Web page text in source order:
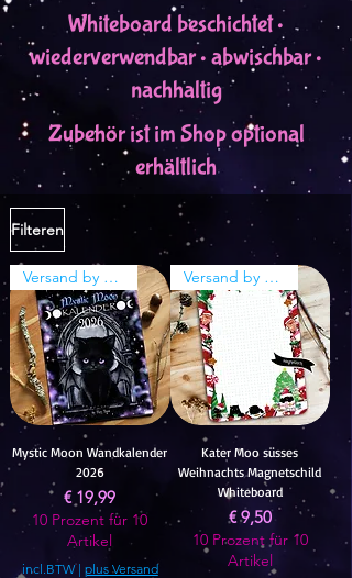
Whiteboard beschichtet •
wiederverwendbar • abwischbar •
nachhaltig
Zubehör ist im Shop optional
erhältlich
Filteren
Versand by Tiny Tami
Mystic Moon Wandkalender
2026
Prijs
€ 19,99
10 Prozent für 10
Artikel
incl.BTW| plus Versand
Versand by Tiny Tami
Kater Moo süsses
Weihnachts Magnetschild
Whiteboard
Prijs
€ 9,50
10 Prozent für 10
Artikel